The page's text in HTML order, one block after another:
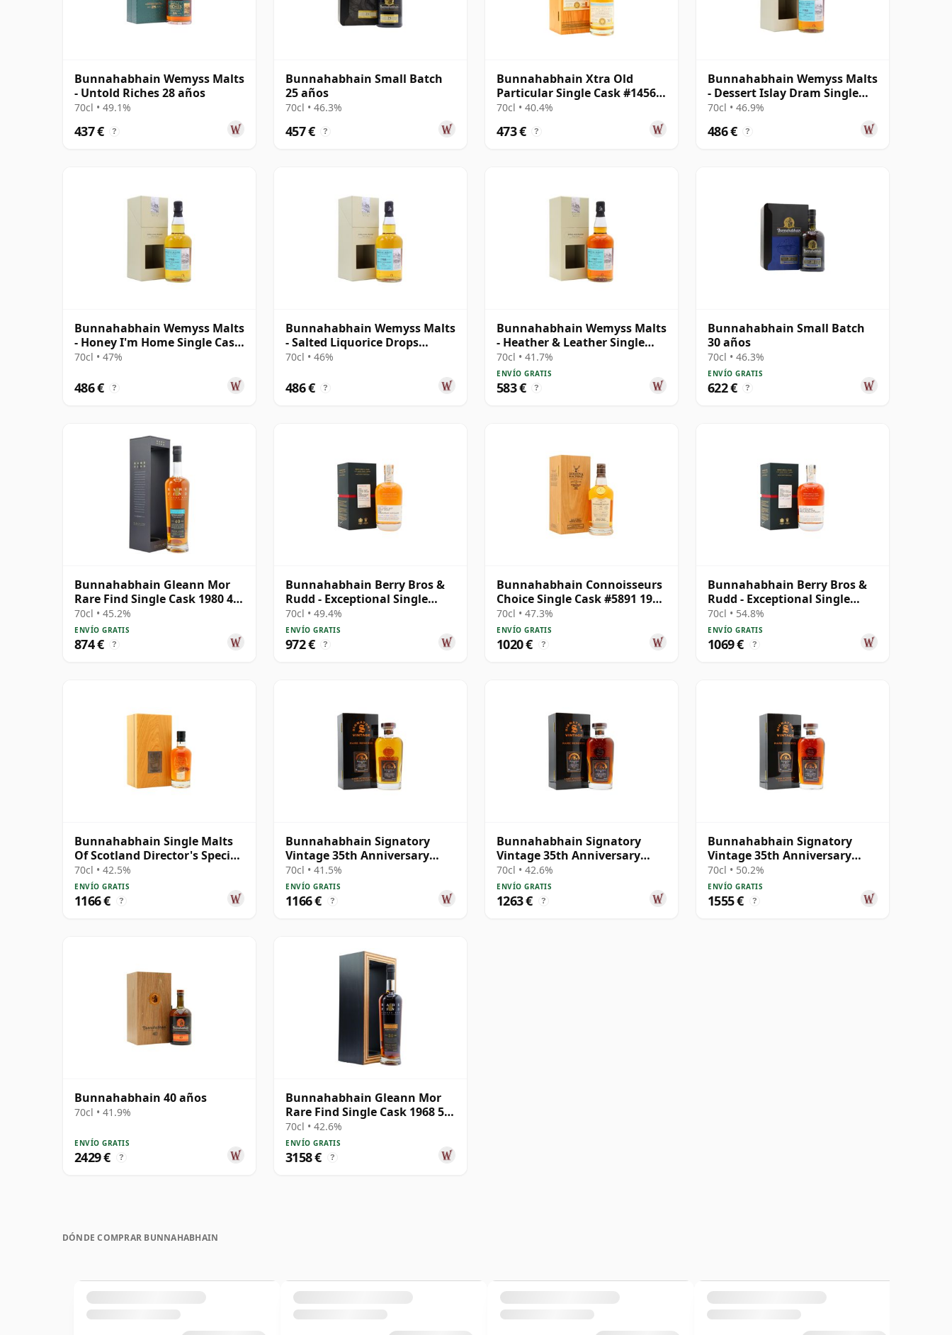
Bunnahabhain Wemyss Malts
- Untold Riches 28 años
70cl • 49.1%
437 € ?
Bunnahabhain Small Batch
25 años
70cl • 46.3%
457 € ?
Bunnahabhain Xtra Old
Particular Single Cask #14565
1990 30 años
70cl • 40.4%
473 € ?
Bunnahabhain Wemyss Malts
- Dessert Islay Dram Single
Cask 1988 30 años
70cl • 46.9%
486 € ?
Bunnahabhain Wemyss Malts
- Honey I'm Home Single Cask
1988 30 años
70cl • 47%
486 € ?
Bunnahabhain Wemyss Malts
- Salted Liquorice Drops
Single Cask 1988 30 años
70cl • 46%
486 € ?
Bunnahabhain Wemyss Malts
- Heather & Leather Single
Cask 1987 31 años
70cl • 41.7%
ENVÍO GRATIS
583 € ?
Bunnahabhain Small Batch
30 años
70cl • 46.3%
ENVÍO GRATIS
622 € ?
Bunnahabhain Gleann Mor
Rare Find Single Cask 1980 40
años
70cl • 45.2%
ENVÍO GRATIS
874 € ?
Bunnahabhain Berry Bros &
Rudd - Exceptional Single
Cask #2483 1987 28 años
70cl • 49.4%
ENVÍO GRATIS
972 € ?
Bunnahabhain Connoisseurs
Choice Single Cask #5891 1989
34 años
70cl • 47.3%
ENVÍO GRATIS
1020 € ?
Bunnahabhain Berry Bros &
Rudd - Exceptional Single
Cask #2463 1987 31 años
70cl • 54.8%
ENVÍO GRATIS
1069 € ?
Bunnahabhain Single Malts
Of Scotland Director's Special
Scotch 31 años
70cl • 42.5%
ENVÍO GRATIS
1166 € ?
Bunnahabhain Signatory
Vintage 35th Anniversary
Single Cask #76 1978 44 años
70cl • 41.5%
ENVÍO GRATIS
1166 € ?
Bunnahabhain Signatory
Vintage 35th Anniversary
Single Cask #25 1978 45 años
70cl • 42.6%
ENVÍO GRATIS
1263 € ?
Bunnahabhain Signatory
Vintage 35th Anniversary
Single Cask #28 1975 48 años
70cl • 50.2%
ENVÍO GRATIS
1555 € ?
Bunnahabhain 40 años
70cl • 41.9%
ENVÍO GRATIS
2429 € ?
Bunnahabhain Gleann Mor
Rare Find Single Cask 1968 50
años
70cl • 42.6%
ENVÍO GRATIS
3158 € ?
DÓNDE COMPRAR BUNNAHABHAIN